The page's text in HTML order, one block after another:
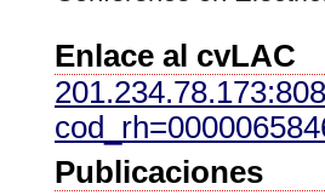
Enlace al cvLAC
Publicaciones